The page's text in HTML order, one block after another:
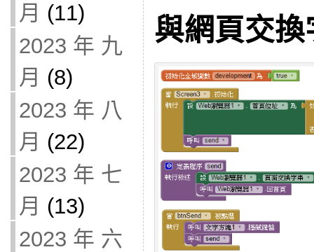
月 (11)
2023 年 九
月 (8)
2023 年 八
月 (22)
2023 年 七
月 (13)
2023 年 六
與網頁交換